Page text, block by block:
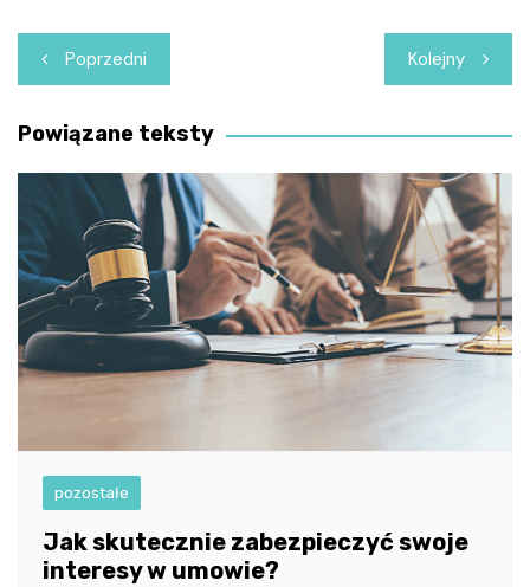
Nawigacja
wpisu
Poprzedni Kolejny
Powiązane teksty
pozostałe
Jak skutecznie zabezpieczyć swoje
interesy w umowie?